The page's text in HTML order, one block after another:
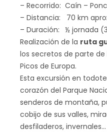
– Recorrido: Caín –
– Distancia: 70 km
– Duración: ½ jornada
Realización de la ruta
los secretos de parte
Picos de Europa.
Esta excursión en
corazón del Parque
senderos de montaña,
cobijo de sus valles,
desfiladeros, invernales…